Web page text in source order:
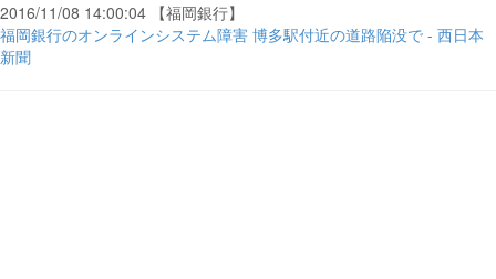
2016/11/08 14:00:04 【福岡銀行】
福岡銀行のオンラインシステム障害 博多駅付近の道路陥没で - 西日本
新聞